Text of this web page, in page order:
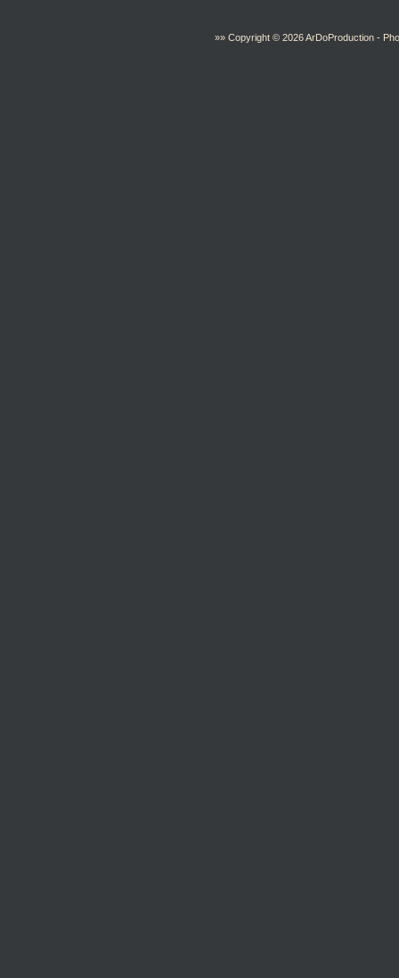
»» Copyright © 2026ArDoProduction -